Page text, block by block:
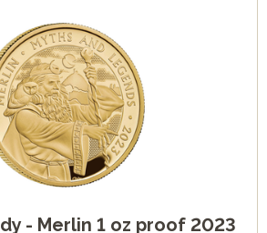
- Merlin 1 oz proof 2023